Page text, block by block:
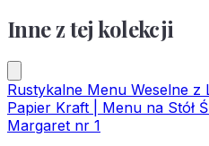
Inne z tej kolekcji
Rustykalne Menu Weselne z
Papier Kraft | Menu na Stół
Margaret nr 1